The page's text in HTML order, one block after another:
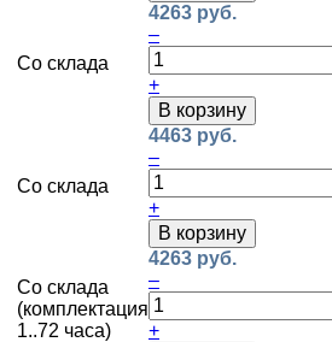
Со склада
4263 руб.
–
+
В корзину
Со склада
4463 руб.
–
+
В корзину
Со склада
(комплектация
1..72 часа)
4263 руб.
–
+